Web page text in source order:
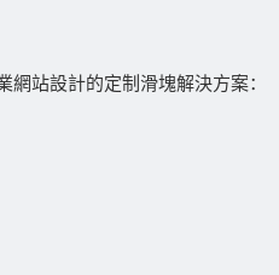
站設計的定制滑塊解決方案：